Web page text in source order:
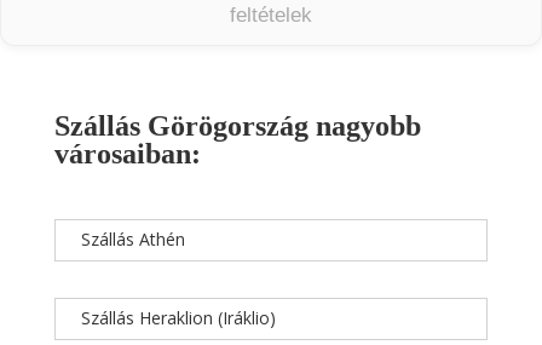
feltételek
Szállás Görögország nagyobb
városaiban:
Szállás Athén
Szállás Heraklion (Iráklio)